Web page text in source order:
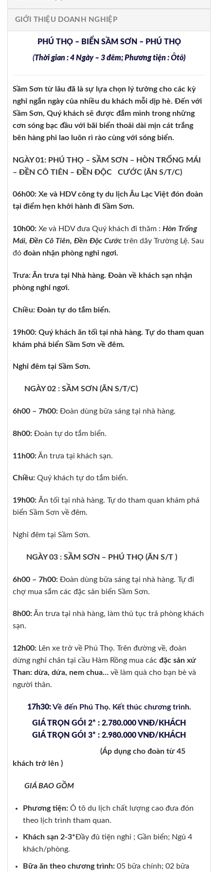
GIỚI THIỆU DOANH NGHIỆP
PHÚ THỌ – BIỂN SẦM SƠN – PHÚ THỌ
(Thời gian : 4 Ngày – 3 đêm; Phương tiện : Ôtô)
Sầm Sơn từ lâu đã là sự lựa chọn lý tưởng cho các kỳ
nghỉ ngắn ngày của nhiều du khách mỗi dịp hè. Đến với
Sầm Sơn, Quý khách sẽ được đắm mình trong những
cơn sóng bạc đầu với bãi biển thoải dài mịn cát trắng
bên hàng phi lao luôn rì rào cùng với sóng biển.
NGÀY 01: PHÚ THỌ – SẦM SƠN – HÒN TRỐNG MÁI
– ĐỀN CÔ TIÊN – ĐỀN ĐỘC CƯỚC (ĂN S/T/C)
06h00: Xe và HDV công ty du lịch Âu Lạc Việt đón đoàn
tại điểm hẹn khởi hành đi Sầm Sơn.
10h00: Xe và HDV đưa Quý khách đi thăm : Hòn Trống
Mái, Đền Cô Tiên, Đền Độc Cước trên dãy Trường Lệ. Sau
đó đoàn nhận phòng nghỉ ngơi.
Trưa: Ăn trưa tại Nhà hàng. Đoàn về khách sạn nhận
phòng nghỉ ngơi.
Chiều: Đoàn tự do tắm biển.
19h00: Quý khách ăn tối tại nhà hàng. Tự do tham quan
khám phá biển Sầm Sơn về đêm.
Nghỉ đêm tại Sầm Sơn.
NGÀY 02 : SẦM SƠN (ĂN S/T/C)
6h00 – 7h00: Đoàn dùng bữa sáng tại nhà hàng.
8h00: Đoàn tự do tắm biển.
11h00:Ăn trưa tại khách sạn.
Chiều: Quý khách tự do tắm biển.
19h00: Ăn tối tại nhà hàng. Tự do tham quan khám phá
biển Sầm Sơn về đêm.
Nghỉ đêm tại Sầm Sơn.
NGÀY 03 : SẦM SƠN – PHÚ THỌ (ĂN S/T )
6h00 – 7h00: Đoàn dùng bữa sáng tại nhà hàng. Tự đi
chợ mua sắm các đặc sản biển Sầm Sơn.
8h00:Ăn trưa tại nhà hàng, làm thủ tục trả phòng khách
sạn.
12h00: Lên xe trở về Phú Thọ. Trên đường về, đoàn
dừng nghỉ chân tại cầu Hàm Rồng mua các đặc sản xứ
Than: dừa, dứa, nem chua… về làm quà cho bạn bè và
người thân.
17h30:Về đến Phú Thọ. Kết thúc chương trình.
GIÁ TRỌN GÓI 2* : 2.780.000 VNĐ/KHÁCH
GIÁ TRỌN GÓI 3* : 2.980.000 VNĐ/KHÁCH
(Áp dụng cho đoàn từ 45
khách trở lên )
GIÁ BAO GỒM
Phương tiện:Ô tô du lịch chất lượng cao đưa đón
theo lịch trình tham quan.
Khách sạn 2-3*Đầy đủ tiện nghi ; Gần biển; Ngủ 4
khách/phòng.
Bữa ăn theo chương trình:05 bữa chính; 02 bữa